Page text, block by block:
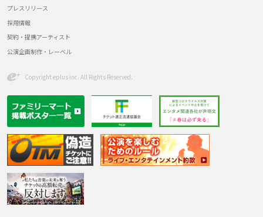
プレスリリース
採用情報
契約・提携アーティスト
公演企画制作・レーベル
Copyright eplus inc. All Rights Reserved.